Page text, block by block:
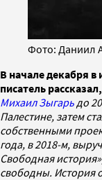
Фото: Даниил
В начале декабря в
писатель
Михаил Зыгарь до
Палестине, затем
собственными
года, в 2018-м,
Свободная
свободны. История